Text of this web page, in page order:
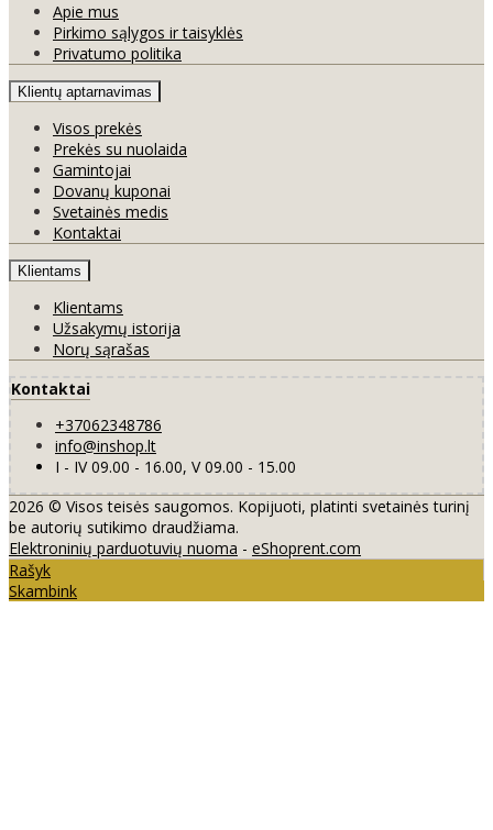
Apie mus
Pirkimo sąlygos ir taisyklės
Privatumo politika
Klientų aptarnavimas
Visos prekės
Prekės su nuolaida
Gamintojai
Dovanų kuponai
Svetainės medis
Kontaktai
Klientams
Klientams
Užsakymų istorija
Norų sąrašas
Kontaktai
+37062348786
info@inshop.lt
I - IV 09.00 - 16.00, V 09.00 - 15.00
2026 © Visos teisės saugomos. Kopijuoti, platinti svetainės turinį
be autorių sutikimo draudžiama.
Elektroninių parduotuvių nuoma - eShoprent.com
Rašyk
Skambink